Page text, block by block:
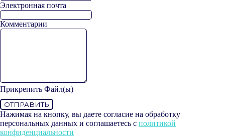
Электронная почта
Комментарии
Прикрепить Файл(ы)
ОТПРАВИТЬ
Нажимая на кнопку, вы даете согласие на обработку
персональных данных и соглашаетесь c политикой
конфиденциальности